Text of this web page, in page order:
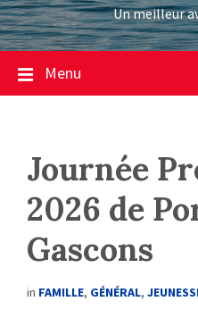
Un meilleur
Menu
Journée
2026 de
Gascons
in FAMILLE, GÉNÉRAL,